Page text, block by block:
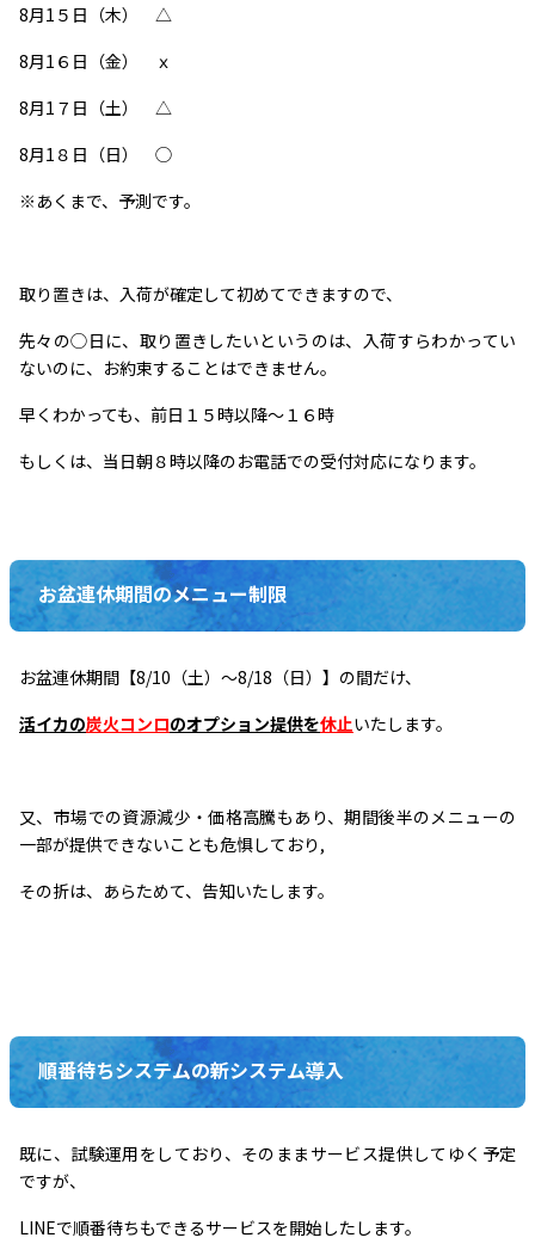
8月1５日（木） △
8月1６日（金） ｘ
8月1７日（土） △
8月1８日（日） ◯
※あくまで、予測です。
取り置きは、入荷が確定して初めてできますので、
先々の◯日に、取り置きしたいというのは、入荷すらわかってい
ないのに、お約束することはできません。
早くわかっても、前日１５時以降～１６時
もしくは、当日朝８時以降のお電話での受付対応になります。
お盆連休期間のメニュー制限
お盆連休期間【8/10（土）～8/18（日）】の間だけ、
活イカの炭火コンロのオプション提供を休止いたします。
又、市場での資源減少・価格高騰もあり、期間後半のメニューの
一部が提供できないことも危惧しており,
その折は、あらためて、告知いたします。
順番待ちシステムの新システム導入
既に、試験運用をしており、そのままサービス提供してゆく予定
ですが、
LINEで順番待ちもできるサービスを開始したします。